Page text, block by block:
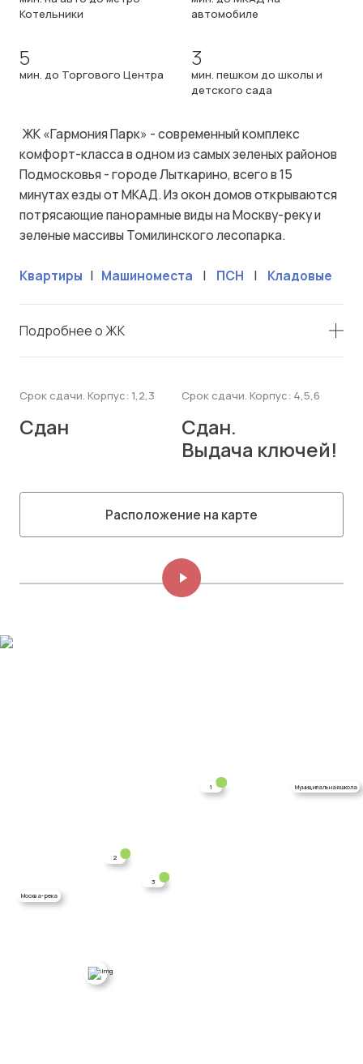
Котельники
автомобиле
5
мин. до Торгового Центра
3
мин. пешком до школы и
детского сада
ЖК «Гармония Парк» - современный комплекс
комфорт-класса в одном из самых зеленых районов
Подмосковья - городе Лыткарино, всего в 15
минутах езды от МКАД. Из окон домов открываются
потрясающие панорамные виды на Москву-реку и
зеленые массивы Томилинского лесопарка.
Квартиры | Машиноместа | ПСН | Кладовые
Подробнее о ЖК
Срок сдачи. Корпус: 1,2,3
Сдан
Срок сдачи. Корпус: 4,5,6
Сдан.
Выдача ключей!
Расположение на карте
Москва-река
Муниципальная школа
2
1
3